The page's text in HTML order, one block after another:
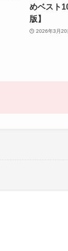
めベスト
版】
2026年3月20